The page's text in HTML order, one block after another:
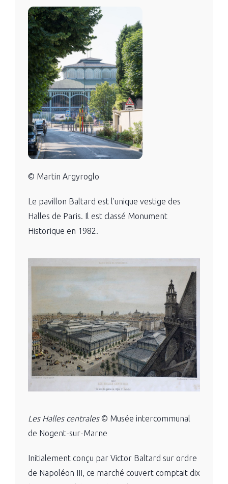
© Martin Argyroglo
Le pavillon Baltard est l’unique vestige des
Halles de Paris. Il est classé Monument
Historique en 1982.
Les Halles centrales© Musée intercommunal
de Nogent-sur-Marne
Initialement conçu par Victor Baltard sur ordre
de Napoléon III, ce marché couvert comptait dix